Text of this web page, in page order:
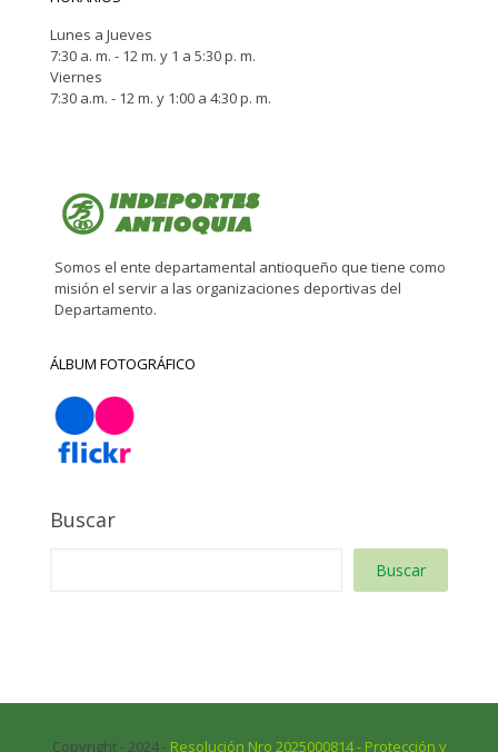
Lunes a Jueves
7:30 a. m. - 12 m. y 1 a 5:30 p. m.
Viernes
7:30 a.m. - 12 m. y 1:00 a 4:30 p. m.
Somos el ente departamental antioqueño que tiene como
misión el servir a las organizaciones deportivas del
Departamento.
ÁLBUM FOTOGRÁFICO
Buscar
Buscar
Copyright - 2024 - Resolución Nro 2025000814 - Protección y